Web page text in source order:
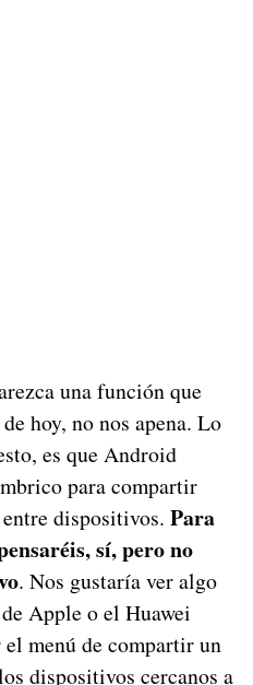
una función que
hoy, no nos apena. Lo
es que Android
para compartir
dispositivos. Para
sí, pero no
. Nos gustaría ver algo
Apple o el Huawei
menú de compartir un
dispositivos cercanos a